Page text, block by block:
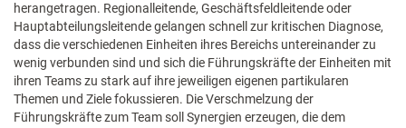
herangetragen. Regionalleitende, Geschäftsfeldleitende oder
Hauptabteilungsleitende gelangen schnell zur kritischen Diagnose,
dass die verschiedenen Einheiten ihres Bereichs untereinander zu
wenig verbunden sind und sich die Führungskräfte der Einheiten mit
ihren Teams zu stark auf ihre jeweiligen eigenen partikularen
Themen und Ziele fokussieren. Die Verschmelzung der
Führungskräfte zum Team soll Synergien erzeugen, die dem